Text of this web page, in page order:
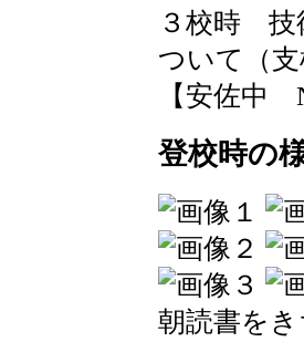
３校時
ついて（
【安佐中
登校時の
朝読書を